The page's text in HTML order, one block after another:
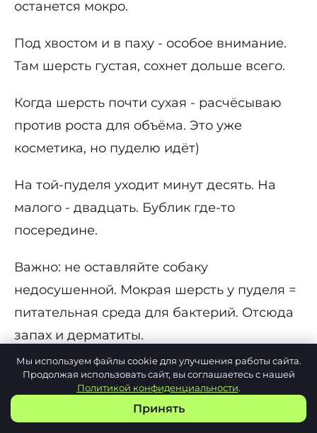
останется мокро.
Под хвостом и в паху - особое внимание.
Там шерсть густая, сохнет дольше всего.
Когда шерсть почти сухая - расчёсываю
против роста для объёма. Это уже
косметика, но пуделю идёт)
На той-пуделя уходит минут десять. На
малого - двадцать. Бублик где-то
посередине.
Важно: не оставляйте собаку
недосушенной. Мокрая шерсть у пуделя =
питательная среда для бактерий. Отсюда
запах и дерматиты.
Мы используем файлы cookie для улучшения работы сайта.
Продолжая использовать сайт, вы соглашаетесь с нашей
Политикой конфиденциальности.
Принять